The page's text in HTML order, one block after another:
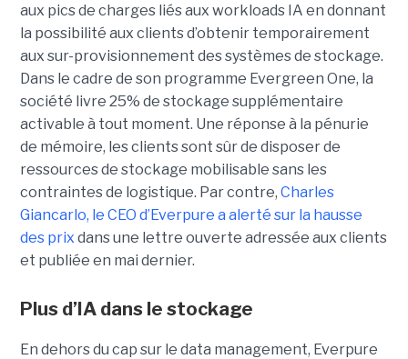
aux pics de charges liés aux workloads IA en donnant
la possibilité aux clients d’obtenir temporairement
aux sur-provisionnement des systèmes de stockage.
Dans le cadre de son programme Evergreen One, la
société livre 25% de stockage supplémentaire
activable à tout moment. Une réponse à la pénurie
de mémoire, les clients sont sûr de disposer de
ressources de stockage mobilisable sans les
contraintes de logistique. Par contre, Charles
Giancarlo, le CEO d’Everpure a alerté sur la hausse
des prix dans une lettre ouverte adressée aux clients
et publiée en mai dernier.
Plus d’IA dans le stockage
En dehors du cap sur le data management, Everpure